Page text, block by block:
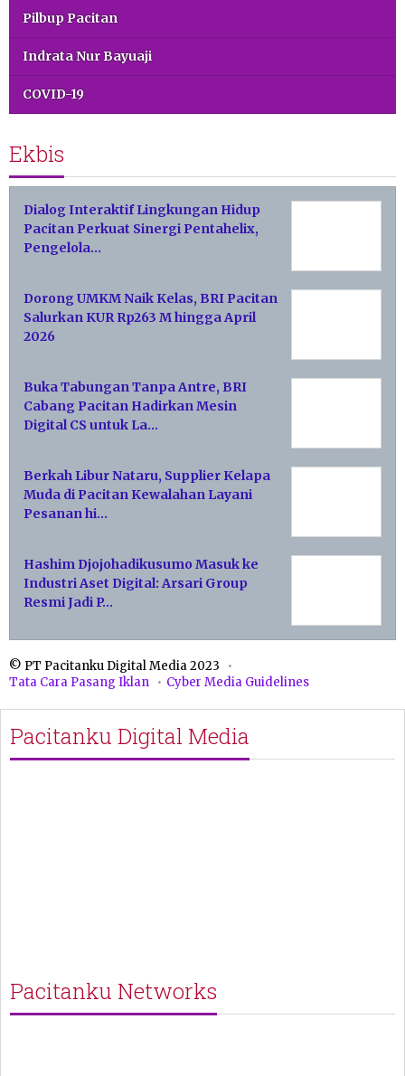
Pilbup Pacitan
Indrata Nur Bayuaji
COVID-19
Ekbis
Dialog Interaktif Lingkungan Hidup
Pacitan Perkuat Sinergi Pentahelix,
Pengelola…
Dorong UMKM Naik Kelas, BRI Pacitan
Salurkan KUR Rp263 M hingga April
2026
Buka Tabungan Tanpa Antre, BRI
Cabang Pacitan Hadirkan Mesin
Digital CS untuk La…
Berkah Libur Nataru, Supplier Kelapa
Muda di Pacitan Kewalahan Layani
Pesanan hi…
Hashim Djojohadikusumo Masuk ke
Industri Aset Digital: Arsari Group
Resmi Jadi P…
© PT Pacitanku Digital Media 2023
Tata Cara Pasang Iklan
Cyber Media Guidelines
Pacitanku Digital Media
Pacitanku Networks